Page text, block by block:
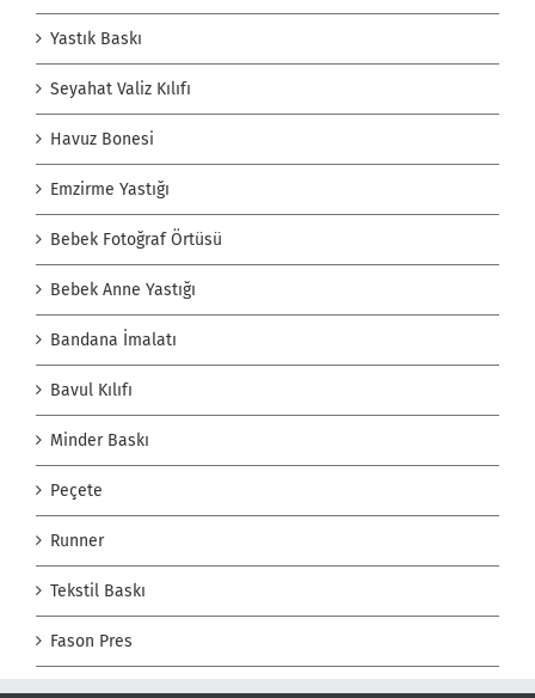
Yastık Baskı
Seyahat Valiz Kılıfı
Havuz Bonesi
Emzirme Yastığı
Bebek Fotoğraf Örtüsü
Bebek Anne Yastığı
Bandana İmalatı
Bavul Kılıfı
Minder Baskı
Peçete
Runner
Tekstil Baskı
Fason Pres